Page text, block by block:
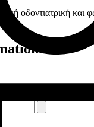
οδοντιατρική και